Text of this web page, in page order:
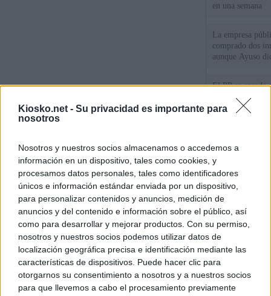
Kiosko.net - Su privacidad es importante para
nosotros
Nosotros y nuestros socios almacenamos o accedemos a
información en un dispositivo, tales como cookies, y
procesamos datos personales, tales como identificadores
únicos e información estándar enviada por un dispositivo,
para personalizar contenidos y anuncios, medición de
anuncios y del contenido e información sobre el público, así
como para desarrollar y mejorar productos. Con su permiso,
nosotros y nuestros socios podemos utilizar datos de
localización geográfica precisa e identificación mediante las
características de dispositivos. Puede hacer clic para
otorgarnos su consentimiento a nosotros y a nuestros socios
para que llevemos a cabo el procesamiento previamente
en una semana
La empresa
comprado dos
aunque Ayuso
El PP se enreda
ahora que
comunidades en
vías para que
menores
© Kiosko.net Aviso Legal Privacidad y Cookies